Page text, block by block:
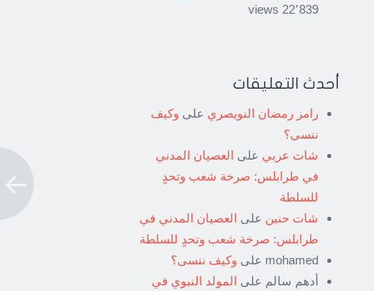
22٬839 views
أحدث التعليقات
رامز رمضان النويصري على وكيف
ننسى؟
شات عربي على العصيان المدني
في طرابلس: صرخة شعب وتحدٍ
للسلطة
شات حنين على العصيان المدني في
طرابلس: صرخة شعب وتحدٍ للسلطة
mohamed على وكيف ننسى؟
أدهم سالم على المولد النبوي في